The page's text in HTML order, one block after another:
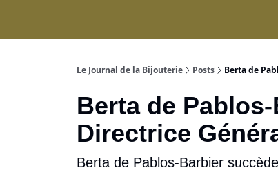
Le Journal de la Bijouterie Posts Berta de
Berta de
Directrice
Berta de Pablos-Barbier